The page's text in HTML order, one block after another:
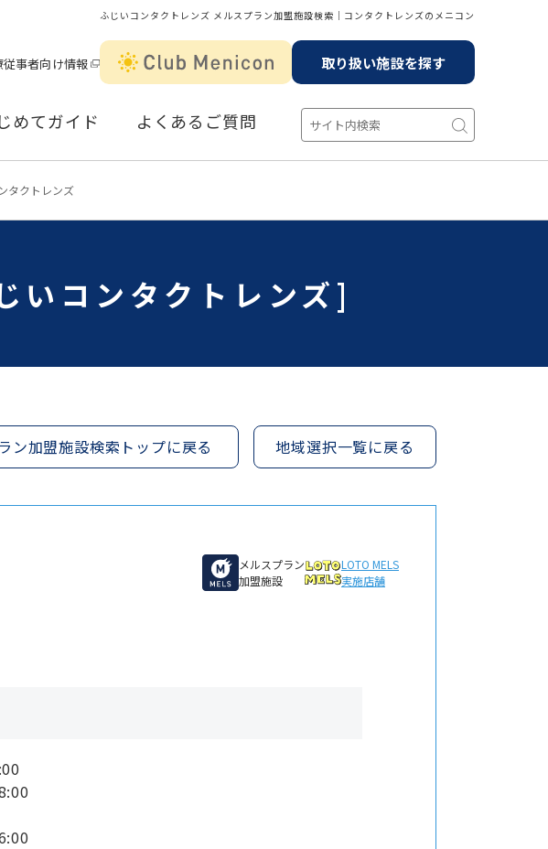
ふじいコンタクトレンズ メルスプラン加盟施設検索│コンタクトレンズのメニコン
従事者向け情報 取り扱い施設を探す
めてガイド よくあるご質問
タクトレンズ
いコンタクトレンズ]
ン加盟施設検索トップに戻る 地域選択一覧に戻る
メルスプラン
加盟施設
LOTO MELS
実施店舗